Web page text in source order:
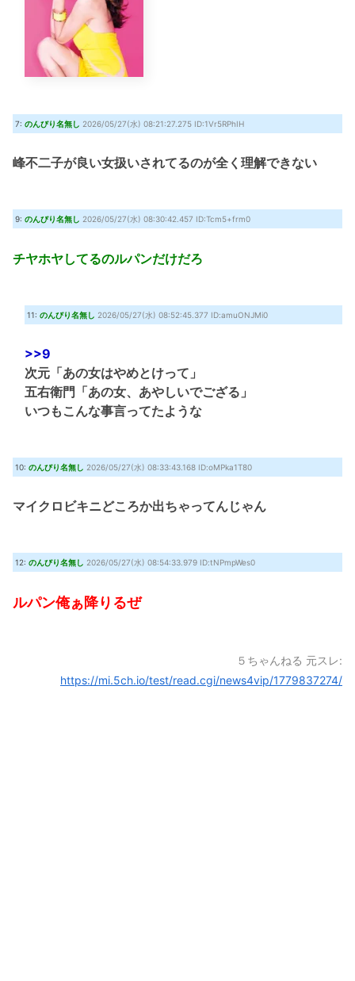
7: のんびり名無し 2026/05/27(水) 08:21:27.275 ID:1Vr5RPhIH
峰不二子が良い女扱いされてるのが全く理解できない
9: のんびり名無し 2026/05/27(水) 08:30:42.457 ID:Tcm5+frm0
チヤホヤしてるのルパンだけだろ
11: のんびり名無し 2026/05/27(水) 08:52:45.377 ID:amuONJMi0
>>9
次元「あの女はやめとけって」
五右衛門「あの女、あやしいでござる」
いつもこんな事言ってたような
10: のんびり名無し 2026/05/27(水) 08:33:43.168 ID:oMPka1T80
マイクロビキニどころか出ちゃってんじゃん
12: のんびり名無し 2026/05/27(水) 08:54:33.979 ID:tNPmpWes0
ルパン俺ぁ降りるぜ
５ちゃんねる 元スレ:
https://mi.5ch.io/test/read.cgi/news4vip/1779837274/